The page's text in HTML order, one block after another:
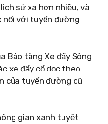
sử xa hơn nhiều, và
nối với tuyến đường
Bảo tàng Xe đẩy Sông
xe đẩy cổ dọc theo
của tuyến đường cũ
gian xanh tuyệt